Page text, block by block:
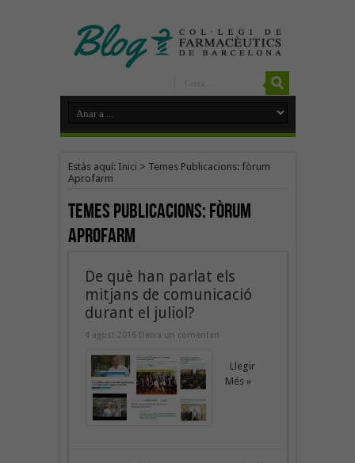
Estàs aquí: Inici > Temes Publicacions: fòrum
Aprofarm
Temes Publicacions:fòrum
Aprofarm
De què han parlat els
mitjans de comunicació
durant el juliol?
4 agost 2016 Deixa un comentari
Llegir
Més »